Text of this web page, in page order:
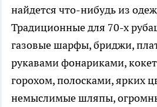
найдется что-нибудь из
Традиционные для 70-х
газовые шарфы, бриджи,
рукавами фонариками,
горохом, полосками, ярких
немыслимые шляпы,